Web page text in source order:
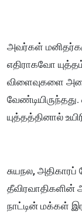
அவர்கள்
எதிராகவோ
விளைவுகளை
யுத்தத்தினால்
சுயநல,
தீவிரவாதிகளின்
நாட்டின் மக்கள்